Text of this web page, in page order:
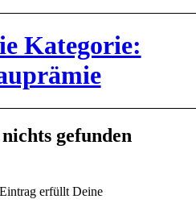
Kategorie:
gefunden
erfüllt Deine